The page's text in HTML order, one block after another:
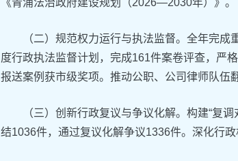
《青浦法治政府建设规划（2026—2030年）》。
（二）‌规范权力运行与执法监督。全年完
度行政执法监督计划，完成161件案卷评查，严
报送案例获市级奖项。推动公职、公司律师队伍
（三）‌创新行政复议与争议化解。构建“复
结1036件，通过复议化解争议1336件。深化行政